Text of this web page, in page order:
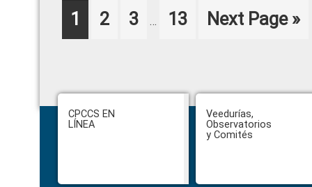
Page
1 Page
2 Page
3
pages
… Page
13
Go
Next Page »
Footer
CPCCS EN
LÍNEA
Veedurías,
Observatorios
y Comités